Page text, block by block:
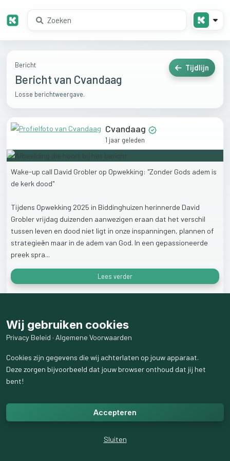
Bericht
Bericht van Cvandaag
Losse berichtweergave.
Tijdlijn
Cvandaag
1 jaar geleden
Wake-up call David Grobler op Opwekking: "Zonder Gods adem is
de kerk dood"
Tijdens Opwekking 2025 in Biddinghuizen herinnerde David
Groblervrijdag duizenden aanwezigen eraan dat het verschil
tussen leven en dood niet ligt in onze inspanningen, plannen of
strategieën maar in de adem van God. In een gepassioneerde
preek spra...
Lees verder
Wij gebruiken cookies
Privacy Beleid · Algemene Voorwaarden
Cookies zijn gegevens die wij achterlaten op jouw apparaat.
Deze zorgen bijvoorbeeld dat jouw browser onthoud dat jij het
bent!
Accepteren
Sluiten